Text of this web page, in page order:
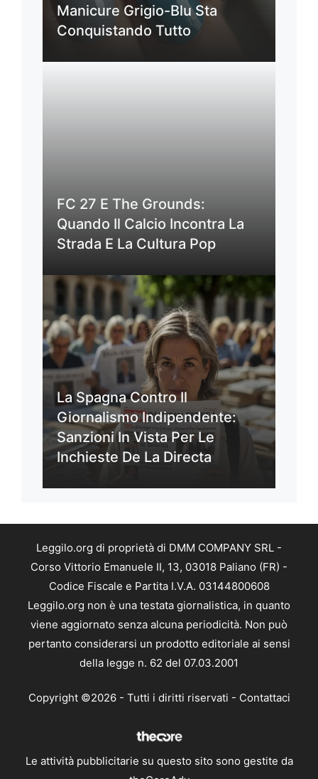
Manicure Grigio-Blu Sta
Conquistando Tutto
FC 27 E The Grounds:
Quando Il Calcio Incontra La
Strada E La Cultura Pop
La Spagna Contro Il
Giornalismo Indipendente:
Sanzioni In Vista Per Le
Inchieste De La Directa
Leggilo.org di proprietà di DMM COMPANY SRL -
Corso Vittorio Emanuele II, 13, 03018 Paliano (FR) -
Codice Fiscale e Partita I.V.A. 03144800608
Leggilo.org non è una testata giornalistica, in quanto
viene aggiornato senza alcuna periodicità. Non può
pertanto considerarsi un prodotto editoriale ai sensi
della legge n. 62 del 07.03.2001
Copyright ©2026 - Tutti i diritti riservati - Contattaci
Le attività pubblicitarie su questo sito sono gestite da